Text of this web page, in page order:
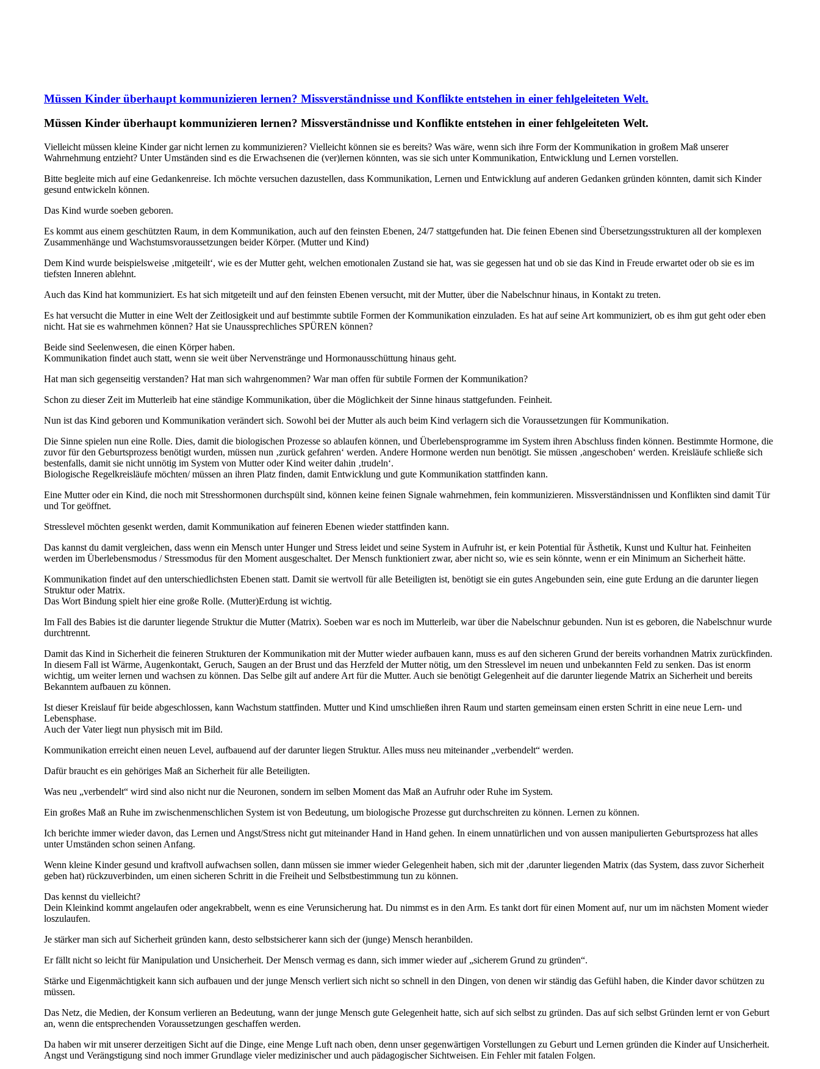
Müssen Kinder überhaupt kommunizieren lernen? Missverständnisse und Konflikte entstehen in einer fehlgeleiteten Welt.
Müssen Kinder überhaupt kommunizieren lernen? Missverständnisse und Konflikte entstehen in einer fehlgeleiteten Welt.
Vielleicht müssen kleine Kinder gar nicht lernen zu kommunizieren? Vielleicht können sie es bereits? Was wäre, wenn sich ihre Form der Kommunikation in großem Maß unserer
Wahrnehmung entzieht? Unter Umständen sind es die Erwachsenen die (ver)lernen könnten, was sie sich unter Kommunikation, Entwicklung und Lernen vorstellen.
Bitte begleite mich auf eine Gedankenreise. Ich möchte versuchen dazustellen, dass Kommunikation, Lernen und Entwicklung auf anderen Gedanken gründen könnten, damit sich Kinder
gesund entwickeln können.
Das Kind wurde soeben geboren.
Es kommt aus einem geschützten Raum, in dem Kommunikation, auch auf den feinsten Ebenen, 24/7 stattgefunden hat. Die feinen Ebenen sind Übersetzungsstrukturen all der komplexen
Zusammenhänge und Wachstumsvoraussetzungen beider Körper. (Mutter und Kind)
Dem Kind wurde beispielsweise ‚mitgeteilt‘, wie es der Mutter geht, welchen emotionalen Zustand sie hat, was sie gegessen hat und ob sie das Kind in Freude erwartet oder ob sie es im
tiefsten Inneren ablehnt.
Auch das Kind hat kommuniziert. Es hat sich mitgeteilt und auf den feinsten Ebenen versucht, mit der Mutter, über die Nabelschnur hinaus, in Kontakt zu treten.
Es hat versucht die Mutter in eine Welt der Zeitlosigkeit und auf bestimmte subtile Formen der Kommunikation einzuladen. Es hat auf seine Art kommuniziert, ob es ihm gut geht oder eben
nicht. Hat sie es wahrnehmen können? Hat sie Unaussprechliches SPÜREN können?
Beide sind Seelenwesen, die einen Körper haben.
Kommunikation findet auch statt, wenn sie weit über Nervenstränge und Hormonausschüttung hinaus geht.
Hat man sich gegenseitig verstanden? Hat man sich wahrgenommen? War man offen für subtile Formen der Kommunikation?
Schon zu dieser Zeit im Mutterleib hat eine ständige Kommunikation, über die Möglichkeit der Sinne hinaus stattgefunden. Feinheit.
Nun ist das Kind geboren und Kommunikation verändert sich. Sowohl bei der Mutter als auch beim Kind verlagern sich die Voraussetzungen für Kommunikation.
Die Sinne spielen nun eine Rolle. Dies, damit die biologischen Prozesse so ablaufen können, und Überlebensprogramme im System ihren Abschluss finden können. Bestimmte Hormone, die
zuvor für den Geburtsprozess benötigt wurden, müssen nun ‚zurück gefahren‘ werden. Andere Hormone werden nun benötigt. Sie müssen ‚angeschoben‘ werden. Kreisläufe schließe sich
bestenfalls, damit sie nicht unnötig im System von Mutter oder Kind weiter dahin ‚trudeln‘.
Biologische Regelkreisläufe möchten/ müssen an ihren Platz finden, damit Entwicklung und gute Kommunikation stattfinden kann.
Eine Mutter oder ein Kind, die noch mit Stresshormonen durchspült sind, können keine feinen Signale wahrnehmen, fein kommunizieren. Missverständnissen und Konflikten sind damit Tür
und Tor geöffnet.
Stresslevel möchten gesenkt werden, damit Kommunikation auf feineren Ebenen wieder stattfinden kann.
Das kannst du damit vergleichen, dass wenn ein Mensch unter Hunger und Stress leidet und seine System in Aufruhr ist, er kein Potential für Ästhetik, Kunst und Kultur hat. Feinheiten
werden im Überlebensmodus / Stressmodus für den Moment ausgeschaltet. Der Mensch funktioniert zwar, aber nicht so, wie es sein könnte, wenn er ein Minimum an Sicherheit hätte.
Kommunikation findet auf den unterschiedlichsten Ebenen statt. Damit sie wertvoll für alle Beteiligten ist, benötigt sie ein gutes Angebunden sein, eine gute Erdung an die darunter liegen
Struktur oder Matrix.
Das Wort Bindung spielt hier eine große Rolle. (Mutter)Erdung ist wichtig.
Im Fall des Babies ist die darunter liegende Struktur die Mutter (Matrix). Soeben war es noch im Mutterleib, war über die Nabelschnur gebunden. Nun ist es geboren, die Nabelschnur wurde
durchtrennt.
Damit das Kind in Sicherheit die feineren Strukturen der Kommunikation mit der Mutter wieder aufbauen kann, muss es auf den sicheren Grund der bereits vorhandnen Matrix zurückfinden.
In diesem Fall ist Wärme, Augenkontakt, Geruch, Saugen an der Brust und das Herzfeld der Mutter nötig, um den Stresslevel im neuen und unbekannten Feld zu senken. Das ist enorm
wichtig, um weiter lernen und wachsen zu können. Das Selbe gilt auf andere Art für die Mutter. Auch sie benötigt Gelegenheit auf die darunter liegende Matrix an Sicherheit und bereits
Bekanntem aufbauen zu können.
Ist dieser Kreislauf für beide abgeschlossen, kann Wachstum stattfinden. Mutter und Kind umschließen ihren Raum und starten gemeinsam einen ersten Schritt in eine neue Lern- und
Lebensphase.
Auch der Vater liegt nun physisch mit im Bild.
Kommunikation erreicht einen neuen Level, aufbauend auf der darunter liegen Struktur. Alles muss neu miteinander „verbendelt“ werden.
Dafür braucht es ein gehöriges Maß an Sicherheit für alle Beteiligten.
Was neu „verbendelt“ wird sind also nicht nur die Neuronen, sondern im selben Moment das Maß an Aufruhr oder Ruhe im System.
Ein großes Maß an Ruhe im zwischenmenschlichen System ist von Bedeutung, um biologische Prozesse gut durchschreiten zu können. Lernen zu können.
Ich berichte immer wieder davon, das Lernen und Angst/Stress nicht gut miteinander Hand in Hand gehen. In einem unnatürlichen und von aussen manipulierten Geburtsprozess hat alles
unter Umständen schon seinen Anfang.
Wenn kleine Kinder gesund und kraftvoll aufwachsen sollen, dann müssen sie immer wieder Gelegenheit haben, sich mit der ‚darunter liegenden Matrix (das System, dass zuvor Sicherheit
geben hat) rückzuverbinden, um einen sicheren Schritt in die Freiheit und Selbstbestimmung tun zu können.
Das kennst du vielleicht?
Dein Kleinkind kommt angelaufen oder angekrabbelt, wenn es eine Verunsicherung hat. Du nimmst es in den Arm. Es tankt dort für einen Moment auf, nur um im nächsten Moment wieder
loszulaufen.
Je stärker man sich auf Sicherheit gründen kann, desto selbstsicherer kann sich der (junge) Mensch heranbilden.
Er fällt nicht so leicht für Manipulation und Unsicherheit. Der Mensch vermag es dann, sich immer wieder auf „sicherem Grund zu gründen“.
Stärke und Eigenmächtigkeit kann sich aufbauen und der junge Mensch verliert sich nicht so schnell in den Dingen, von denen wir ständig das Gefühl haben, die Kinder davor schützen zu
müssen.
Das Netz, die Medien, der Konsum verlieren an Bedeutung, wann der junge Mensch gute Gelegenheit hatte, sich auf sich selbst zu gründen. Das auf sich selbst Gründen lernt er von Geburt
an, wenn die entsprechenden Voraussetzungen geschaffen werden.
Da haben wir mit unserer derzeitigen Sicht auf die Dinge, eine Menge Luft nach oben, denn unser gegenwärtigen Vorstellungen zu Geburt und Lernen gründen die Kinder auf Unsicherheit.
Angst und Verängstigung sind noch immer Grundlage vieler medizinischer und auch pädagogischer Sichtweisen. Ein Fehler mit fatalen Folgen.